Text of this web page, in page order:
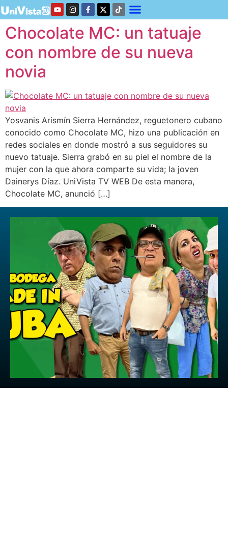
Chocolate MC: un tatuaje
con nombre de su nueva
novia
Yosvanis Arismín Sierra Hernández, reguetonero cubano
conocido como Chocolate MC, hizo una publicación en
redes sociales en donde mostró a sus seguidores su
nuevo tatuaje. Sierra grabó en su piel el nombre de la
mujer con la que ahora comparte su vida; la joven
Dainerys Díaz. UniVista TV WEB De esta manera,
Chocolate MC, anunció […]